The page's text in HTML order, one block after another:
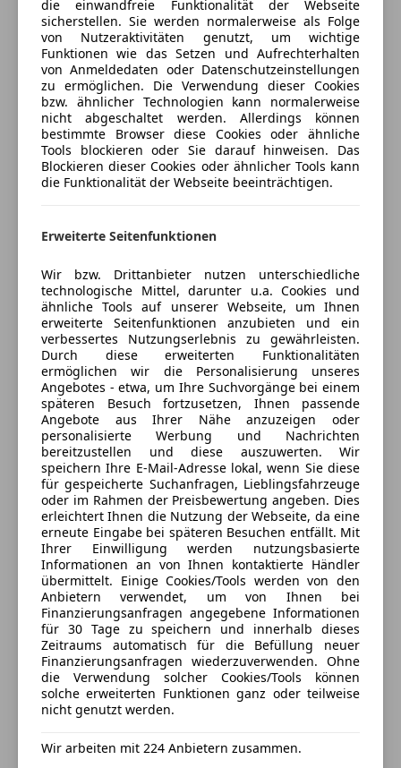
Schiebetür
Touchscreen
- Eintausch Ihres alten Fahrzeugs zu fairen
Marktpreisen
- Günstige Finanzierungs- u. Versicherungsangebote
auch
ohne Anzahlung
Für weitere Informationen, Besichtigung und
Probefahrt stehen Ihnen Hr. Nestler+43 3512 82 789-
2720, sabrina.driessler@vogl-auto.at gerne zur
Versicherungsschutz an Ihre Bedürfnisse
anpassen
Freischaden-Gutschein ab Stufe 0
Auto einfach online versichern & Rabatt holen
Jetzt berechnen
Vogl & Co Ges.m.b.H.
Sternebewertung 4 von 5
4Sterne
(80% Weiterempfehlungen)
Anbieter auf AutoScout24 seit 2023
Verkauf
Geöffnet
Schließt um 17:30
Wienerstrasse 40,
8720 Knittelfeld, AT
Kontakt
Sabrina Drießler
Alle Fahrzeuge des Anbieters
Anbieter kontaktieren
Deine Nachricht
die einwandfreie Funktionalität der Webseite
sicherstellen. Sie werden normalerweise als Folge
von Nutzeraktivitäten genutzt, um wichtige
Funktionen wie das Setzen und Aufrechterhalten
von Anmeldedaten oder Datenschutzeinstellungen
zu ermöglichen. Die Verwendung dieser Cookies
bzw. ähnlicher Technologien kann normalerweise
nicht abgeschaltet werden. Allerdings können
bestimmte Browser diese Cookies oder ähnliche
Tools blockieren oder Sie darauf hinweisen. Das
Blockieren dieser Cookies oder ähnlicher Tools kann
die Funktionalität der Webseite beeinträchtigen.
Erweiterte Seitenfunktionen
Wir bzw. Drittanbieter nutzen unterschiedliche
technologische Mittel, darunter u.a. Cookies und
ähnliche Tools auf unserer Webseite, um Ihnen
erweiterte Seitenfunktionen anzubieten und ein
verbessertes Nutzungserlebnis zu gewährleisten.
Durch diese erweiterten Funktionalitäten
ermöglichen wir die Personalisierung unseres
Angebotes - etwa, um Ihre Suchvorgänge bei einem
späteren Besuch fortzusetzen, Ihnen passende
Angebote aus Ihrer Nähe anzuzeigen oder
personalisierte Werbung und Nachrichten
bereitzustellen und diese auszuwerten. Wir
speichern Ihre E-Mail-Adresse lokal, wenn Sie diese
für gespeicherte Suchanfragen, Lieblingsfahrzeuge
oder im Rahmen der Preisbewertung angeben. Dies
erleichtert Ihnen die Nutzung der Webseite, da eine
erneute Eingabe bei späteren Besuchen entfällt. Mit
Ihrer Einwilligung werden nutzungsbasierte
Informationen an von Ihnen kontaktierte Händler
übermittelt. Einige Cookies/Tools werden von den
Anbietern verwendet, um von Ihnen bei
Finanzierungsanfragen angegebene Informationen
für 30 Tage zu speichern und innerhalb dieses
Zeitraums automatisch für die Befüllung neuer
Finanzierungsanfragen wiederzuverwenden. Ohne
die Verwendung solcher Cookies/Tools können
solche erweiterten Funktionen ganz oder teilweise
nicht genutzt werden.
Wir arbeiten mit 224 Anbietern zusammen.